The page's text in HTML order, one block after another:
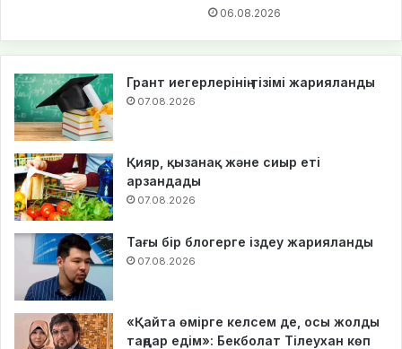
06.08.2026
Грант иегерлерінің тізімі жарияланды
07.08.2026
Қияр, қызанақ және сиыр еті
арзандады
07.08.2026
Тағы бір блогерге іздеу жарияланды
07.08.2026
«Қайта өмірге келсем де, осы жолды
таңдар едім»: Бекболат Тілеухан көп